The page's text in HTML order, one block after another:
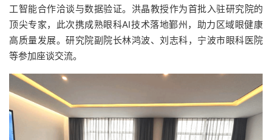
工智能合作洽谈与数据验证。洪晶教授作为首批入驻研究院的
顶尖专家，此次携成熟眼科AI技术落地鄞州，助力区域眼健康
高质量发展。研究院副院长林鸿波、刘志科，宁波市眼科医院
等参加座谈交流。